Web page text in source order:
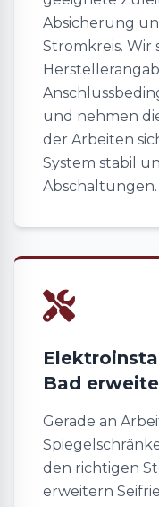
Absicherung
Stromkreis. Wir
und nehmen
der Arbeiten
System stabil
Abschaltungen.
Bad
Gerade an
den richtigen
erweitern